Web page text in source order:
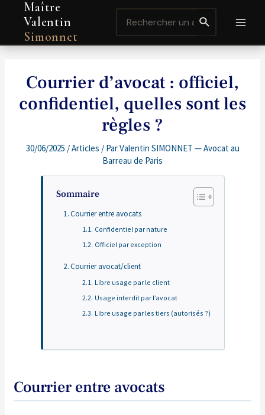
contenu
Maître
Valentin
Simonnet
for:
Courrier d’avocat : officiel,
confidentiel, quelles sont les
règles ?
30/06/2025 /Articles / ParValentin SIMONNET — Avocat au
Barreau de Paris
Sommaire
Courrier entre avocats
Confidentiel par nature
Officiel par exception
Courrier avocat/client
Libre usage par le client
Usage interdit par l’avocat
Libre usage par les tiers (autorisés ?)
Courrier entre avocats
Navigation
de